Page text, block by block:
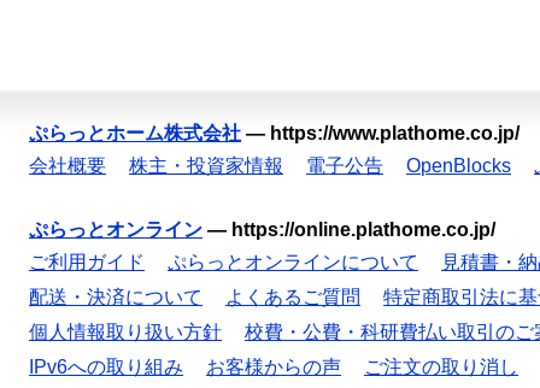
ぷらっとホーム株式会社 — https://www.plathome.co.jp/
会社概要
株主・投資家情報 電子公告 OpenBlocks
ぷらっとオンライン — https://online.plathome.co.jp/
ご利用ガイド
ぷらっとオンラインについて
見積書・
配送・決済について
よくあるご質問
特定商取引法に
個人情報取り扱い方針
校費・公費・科研費払い取引のご
IPv6への取り組み
お客様からの声 ご注文の取り消し